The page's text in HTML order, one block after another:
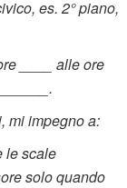
es. 2° piano,
____ alle ore
mi impegno a:
le scale
solo quando